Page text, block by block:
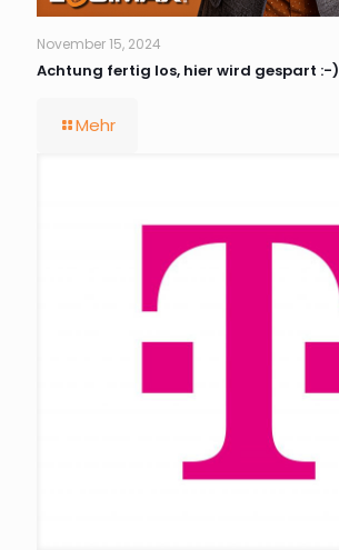
November 15, 2024
Achtung fertig los, hier wird gespart :-)
Mehr